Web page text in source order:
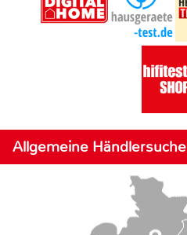
Allgemeine Händlersuche